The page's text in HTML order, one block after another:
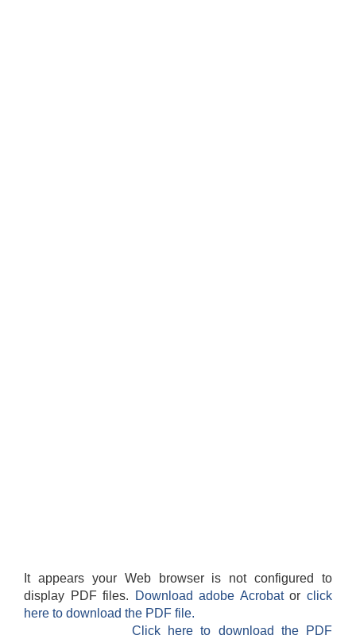
It appears your Web browser is not configured to
display PDF files.
Download adobe Acrobatorclick
here to download the PDF file.
Click here to download the PDF